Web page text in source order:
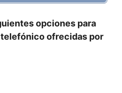
opciones para
ofrecidas por